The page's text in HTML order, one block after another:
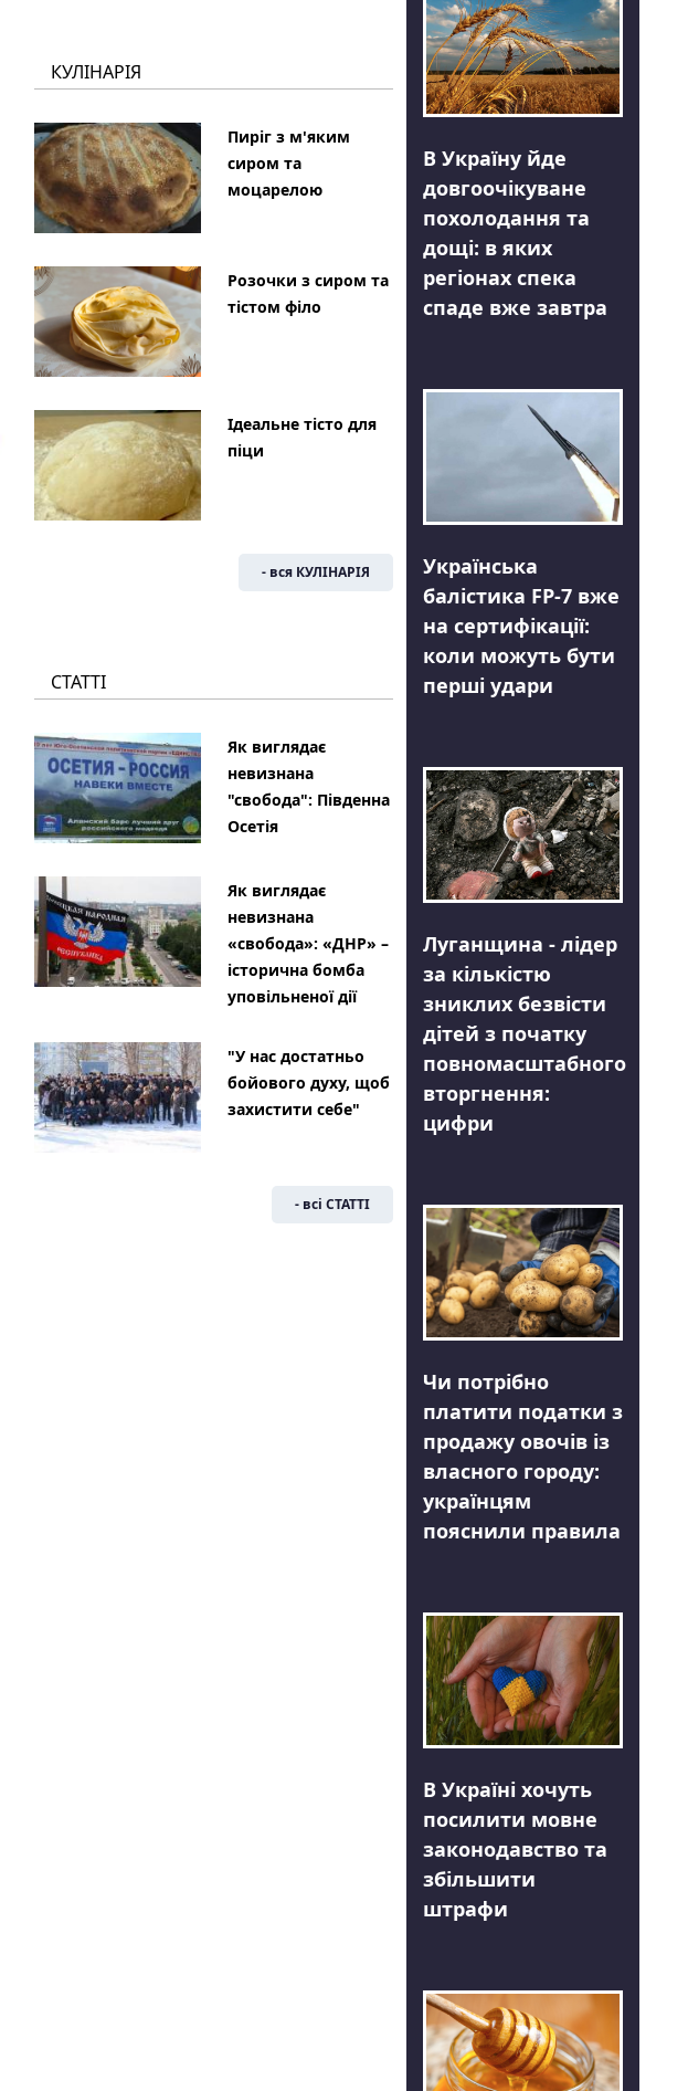
КУЛІНАРІЯ
Пиріг з м'яким
сиром та
моцарелою
Розочки з сиром та
тістом філо
Ідеальне тісто для
піци
- вся КУЛІНАРІЯ
СТАТТІ
Як виглядає
невизнана
"свобода": Південна
Осетія
Як виглядає
невизнана
«свобода»: «ДНР» –
історична бомба
уповільненої дії
"У нас достатньо
бойового духу, щоб
захистити себе"
- всі СТАТТІ
В Україну йде
довгоочікуване
похолодання та
дощі: в яких
регіонах спека
спаде вже завтра
Українська
балістика FP-7 вже
на сертифікації:
коли можуть бути
перші удари
Луганщина - лідер
за кількістю
зниклих безвісти
дітей з початку
повномасштабного
вторгнення:
цифри
Чи потрібно
платити податки з
продажу овочів із
власного городу:
українцям
пояснили правила
В Україні хочуть
посилити мовне
законодавство та
збільшити
штрафи